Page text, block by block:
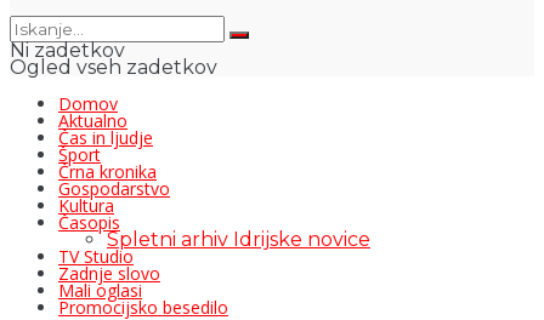
Ni zadetkov
Ogled vseh zadetkov
Domov
Aktualno
Čas in ljudje
Šport
Črna kronika
Gospodarstvo
Kultura
Časopis
Spletni arhiv Idrijske novice
TV Studio
Zadnje slovo
Mali oglasi
Promocijsko besedilo